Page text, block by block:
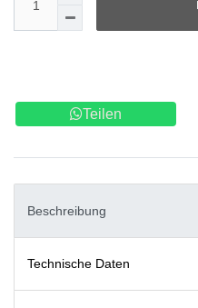
Teilen
Beschreibung
Technische Daten